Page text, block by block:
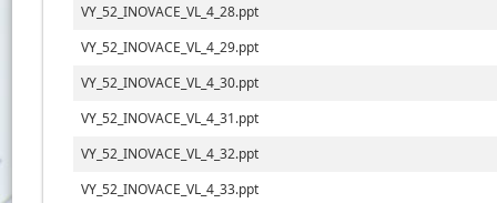
VY_52_INOVACE_VL_4_28.ppt
VY_52_INOVACE_VL_4_29.ppt
VY_52_INOVACE_VL_4_30.ppt
VY_52_INOVACE_VL_4_31.ppt
VY_52_INOVACE_VL_4_32.ppt
VY_52_INOVACE_VL_4_33.ppt